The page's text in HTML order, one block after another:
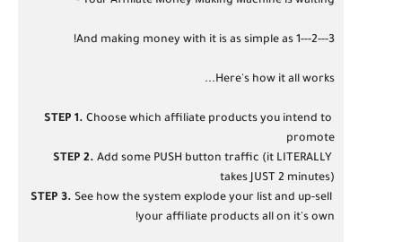
And making money with it is as simple as 1---2---3!
Here's how it all works...
STEP 1. Choose which affiliate products you intend to
promote
STEP 2. Add some PUSH button traffic (it LITERALLY
takes JUST 2 minutes)
STEP 3. See how the system explode your list and up-sell
your affiliate products all on it's own!